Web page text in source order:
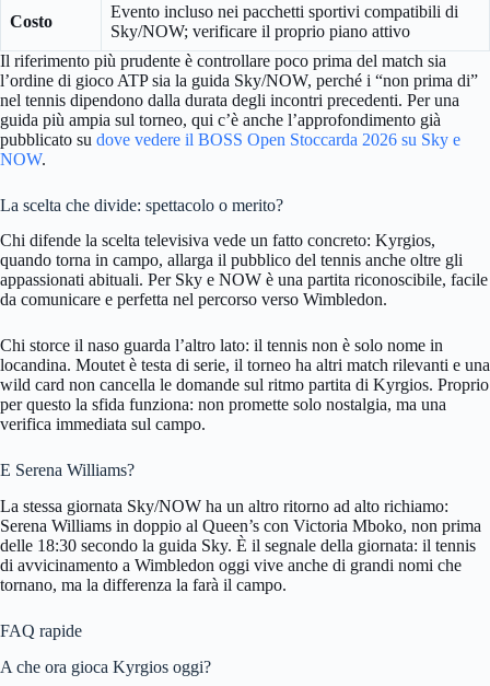
Costo
Evento incluso nei pacchetti sportivi compatibili di
Sky/NOW; verificare il proprio piano attivo
Il riferimento più prudente è controllare poco prima del match sia
l’ordine di gioco ATP sia la guida Sky/NOW, perché i “non prima di”
nel tennis dipendono dalla durata degli incontri precedenti. Per una
guida più ampia sul torneo, qui c’è anche l’approfondimento già
pubblicato su dove vedere il BOSS Open Stoccarda 2026 su Sky e
NOW.
La scelta che divide: spettacolo o merito?
Chi difende la scelta televisiva vede un fatto concreto: Kyrgios,
quando torna in campo, allarga il pubblico del tennis anche oltre gli
appassionati abituali. Per Sky e NOW è una partita riconoscibile, facile
da comunicare e perfetta nel percorso verso Wimbledon.
Chi storce il naso guarda l’altro lato: il tennis non è solo nome in
locandina. Moutet è testa di serie, il torneo ha altri match rilevanti e una
wild card non cancella le domande sul ritmo partita di Kyrgios. Proprio
per questo la sfida funziona: non promette solo nostalgia, ma una
verifica immediata sul campo.
E Serena Williams?
La stessa giornata Sky/NOW ha un altro ritorno ad alto richiamo:
Serena Williams in doppio al Queen’s con Victoria Mboko, non prima
delle 18:30 secondo la guida Sky. È il segnale della giornata: il tennis
di avvicinamento a Wimbledon oggi vive anche di grandi nomi che
tornano, ma la differenza la farà il campo.
FAQ rapide
A che ora gioca Kyrgios oggi?